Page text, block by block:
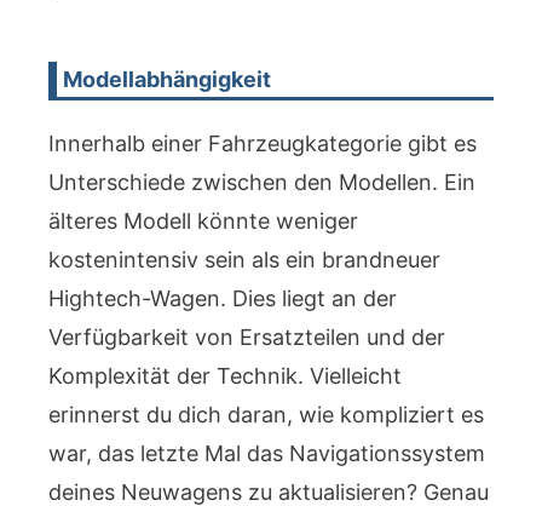
Modellabhängigkeit
Innerhalb einer Fahrzeugkategorie gibt es
Unterschiede zwischen den Modellen. Ein
älteres Modell könnte weniger
kostenintensiv sein als ein brandneuer
Hightech-Wagen. Dies liegt an der
Verfügbarkeit von Ersatzteilen und der
Komplexität der Technik. Vielleicht
erinnerst du dich daran, wie kompliziert es
war, das letzte Mal das Navigationssystem
deines Neuwagens zu aktualisieren? Genau